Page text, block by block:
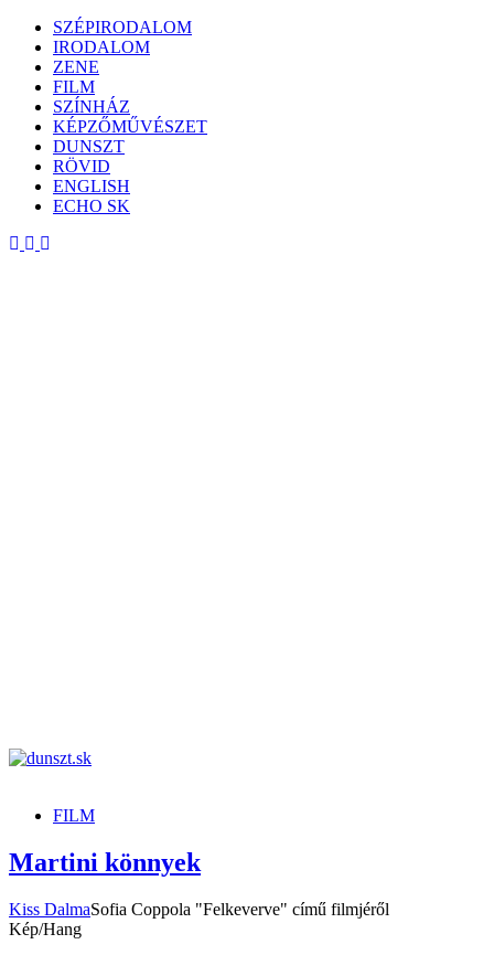
Skip
content
SZÉPIRODALOM
IRODALOM
ZENE
FILM
SZÍNHÁZ
KÉPZŐMŰVÉSZET
DUNSZT
RÖVID
ENGLISH
ECHO SK
FILM
Martini könnyek
Kiss DalmaSofia Coppola "Felkeverve" című filmjéről
Kép/Hang